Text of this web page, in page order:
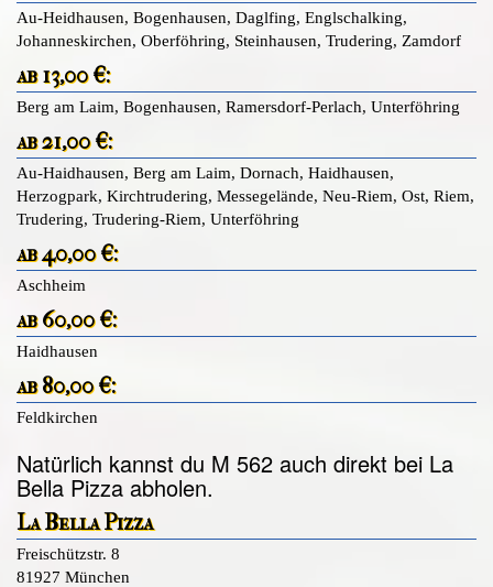
Au-Heidhausen, Bogenhausen, Daglfing, Englschalking,
Johanneskirchen, Oberföhring, Steinhausen, Trudering, Zamdorf
ab 13,00 €:
Berg am Laim, Bogenhausen, Ramersdorf-Perlach, Unterföhring
ab 21,00 €:
Au-Haidhausen, Berg am Laim, Dornach, Haidhausen,
Herzogpark, Kirchtrudering, Messegelände, Neu-Riem, Ost, Riem,
Trudering, Trudering-Riem, Unterföhring
ab 40,00 €:
Aschheim
ab 60,00 €:
Haidhausen
ab 80,00 €:
Feldkirchen
Natürlich kannst du M 562 auch direkt bei La
Bella Pizza abholen.
La Bella Pizza
Freischützstr. 8
81927 München